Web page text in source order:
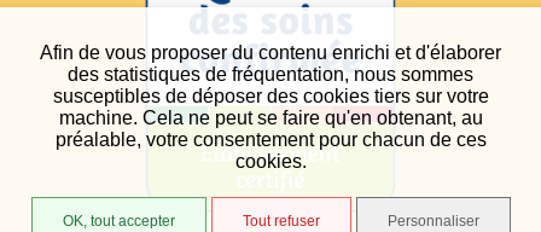
Afin de vous proposer du contenu enrichi et d'élaborer
des statistiques de fréquentation, nous sommes
susceptibles de déposer des cookies tiers sur votre
machine. Cela ne peut se faire qu'en obtenant, au
préalable, votre consentement pour chacun de ces
cookies.
OK, tout accepter Tout refuser Personnaliser